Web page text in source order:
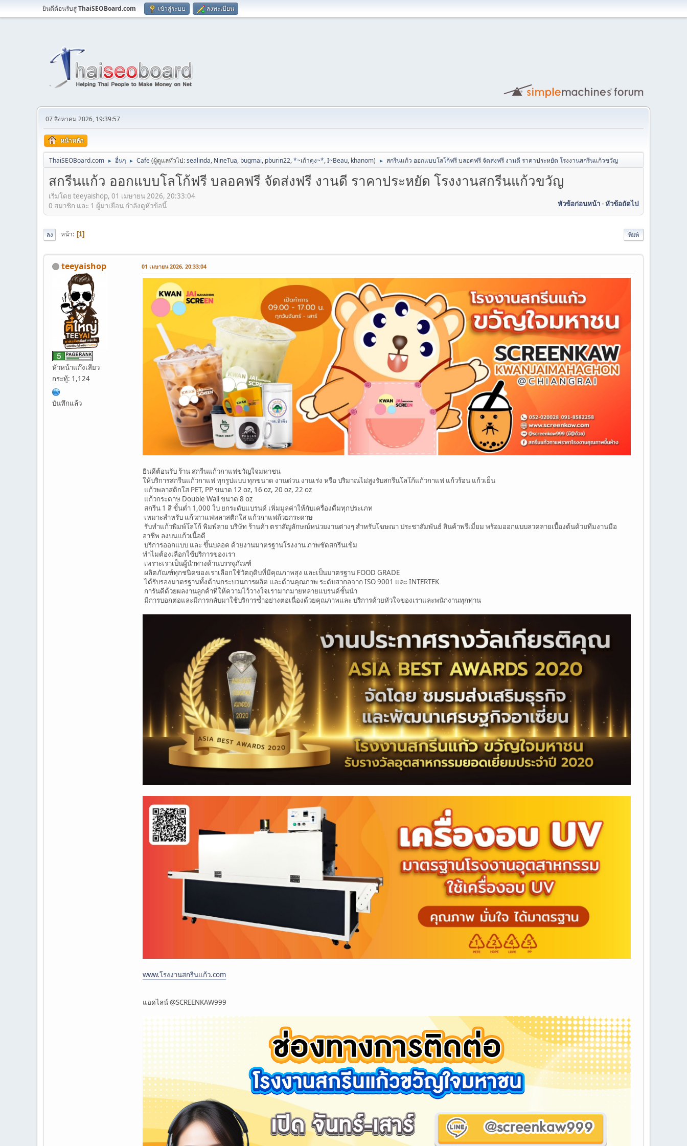
ยินดีต้อนรับสู่ThaiSEOBoard.com เข้าสู่ระบบ ลงทะเบียน
07 สิงหาคม 2026, 19:39:57
หน้าหลัก
ThaiSEOBoard.com ► อื่นๆ ► Cafe(ผู้ดูแลทั่วไป:sealinda, NineTua, bugmai, pburin22,*~เก้าคุง~*,I~Beau, khanom) ► สกรีนแก้ว ออกแบบโลโก้ฟรี บลอคฟรี จัดส่งฟรี งานดี ราคาประหยัด โรงงานสกรีนแก้วขวัญ
สกรีนแก้ว ออกแบบโลโก้ฟรี บลอคฟรี จัดส่งฟรี งานดี ราคาประหยัด โรงงานสกรีนแก้วขวัญ
เริ่มโดย teeyaishop, 01 เมษายน 2026, 20:33:04
หัวข้อก่อนหน้า-หัวข้อถัดไป
0 สมาชิก และ 1 ผู้มาเยือน กำลังดูหัวข้อนี้
พิมพ์
ลง หน้า 1
teeyaishop
หัวหน้าแก๊งเสียว
กระทู้: 1,124
บันทึกแล้ว
01 เมษายน 2026, 20:33:04
ยินดีต้อนรับ ร้าน สกรีนแก้วกาแฟขวัญใจมหาชน
ให้บริการสกรีนแก้วกาแฟ ทุกรูปแบบ ทุกขนาด งานด่วน งานเร่ง หรือ ปริมาณไม่สูงรับสกรีนโลโก้แก้วกาแฟ แก้วร้อน แก้วเย็น
แก้วพลาสติกใส PET, PP ขนาด 12 oz, 16 oz, 20 oz, 22 oz
แก้วกระดาษ Double Wall ขนาด 8 oz
สกรีน 1 สี ขั้นต่ำ 1,000 ใบ ยกระดับแบรนด์ เพิ่มมูลค่าให้กับเครื่องดื่มทุกประเภท
เหมาะสำหรับ แก้วกาแฟพลาสติกใส แก้วกาแฟถ้วยกระดาษ
รับทำแก้วพิมพ์โลโก้ พิมพ์ลาย บริษัท ร้านค้า ตราสัญลักษณ์หน่วยงานต่างๆ สำหรับโฆษณา ประชาสัมพันธ์ สินค้าพรีเมี่ยม พร้อมออกแบบลวดลายเบื้องต้นด้วยทีมงานมือ
อาชีพ ลงบนแก้วเนื้อดี
บริการออกแบบ และ ขึ้นบลอค ด้วยงานมาตรฐานโรงงาน ภาพชัดสกรีนเข้ม
ทำไมต้องเลือกใช้บริการของเรา
เพราะเราเป็นผู้นำทางด้านบรรจุภัณฑ์
ผลิตภัณฑ์ทุกชนิดของเราเลือกใช้วัตถุดิบที่มีคุณภาพสุง และเป็นมาตรฐาน FOOD GRADE
ได้รับรองมาตรฐานทั้งด้านกระบวนการผลิต และด้านคุณภาพ ระดับสากลจาก ISO 9001 และ INTERTEK
การันดีด้วยผลงานลูกค้าที่ให้ความไว้วางใจเรามากมายหลายแบรนด์ชั้นนำ
มีการบอกต่อและมีการกลับมาใช้บริการซ้ำอย่างต่อเนื่องด้วยคุณภาพและ บริการด้วยหัวใจของเราและพนักงานทุกท่าน
www.โรงงานสกรีนแก้ว.com
แอดไลน์ @SCREENKAW999